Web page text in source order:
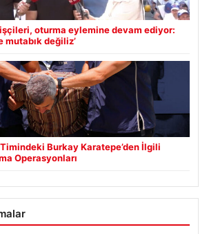
oturma eylemine devam ediyor:
mutabık değiliz’
Burkay Karatepe’den İlgili
Operasyonları